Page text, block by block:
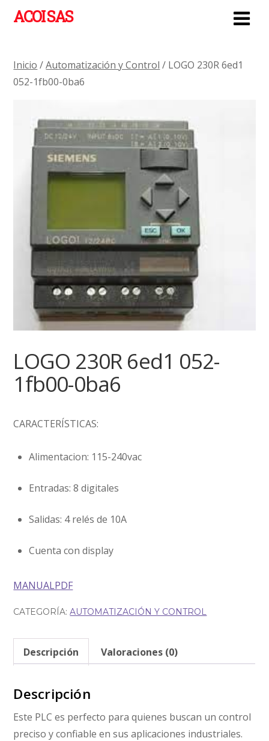
ACOI SAS
Inicio /Automatización y Control / LOGO 230R 6ed1
052-1fb00-0ba6
LOGO 230R 6ed1 052-
1fb00-0ba6
CARACTERÍSTICAS:
Alimentacion: 115-240vac
Entradas: 8 digitales
Salidas: 4 relés de 10A
Cuenta con display
MANUALPDF
CATEGORÍA:AUTOMATIZACIÓN Y CONTROL
Descripción Valoraciones (0)
Descripción
Este PLC es perfecto para quienes buscan un control
preciso y confiable en sus aplicaciones industriales.